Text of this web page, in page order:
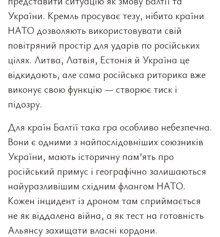
України. Кремль просуває тезу, нібито країни
НАТО дозволяють використовувати свій
повітряний простір для ударів по російських
цілях. Литва, Латвія, Естонія й Україна це
відкидають, але сама російська риторика вже
виконує свою функцію — створює тиск і
підозру.
Для країн Балтії така гра особливо небезпечна.
Вони є одними з найпослідовніших союзників
України, мають історичну пам’ять про
російський примус і географічно залишаються
найуразливішим східним флангом НАТО.
Кожен інцидент із дроном там сприймається
не як віддалена війна, а як тест на готовність
Альянсу захищати власні кордони.